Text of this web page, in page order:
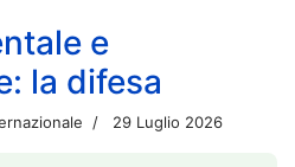
e
la difesa
29 Luglio 2026